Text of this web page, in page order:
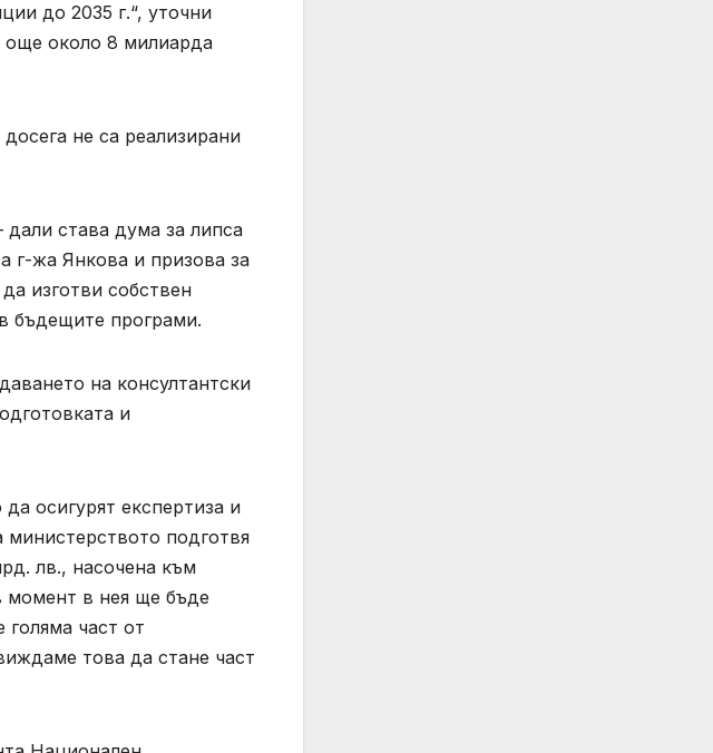
до 2035 г.“, уточни
още около 8 милиарда
не са реализирани
дали става дума за липса
г-жа Янкова и призова за
изготви собствен
бъдещите програми.
на консултантски
и
осигурят експертиза и
министерството подготвя
лв., насочена към
момент в нея ще бъде
част от
това да стане част